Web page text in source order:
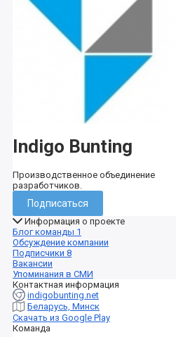
Indigo Bunting
Производственное объединение
разработчиков.
Подписаться
Информация о проекте
Блог команды 1
Обсуждение компании
Подписчики 8
Вакансии
Упоминания в СМИ
Контактная информация
indigobunting.net
Беларусь, Минск
Скачать из Google Play
Команда